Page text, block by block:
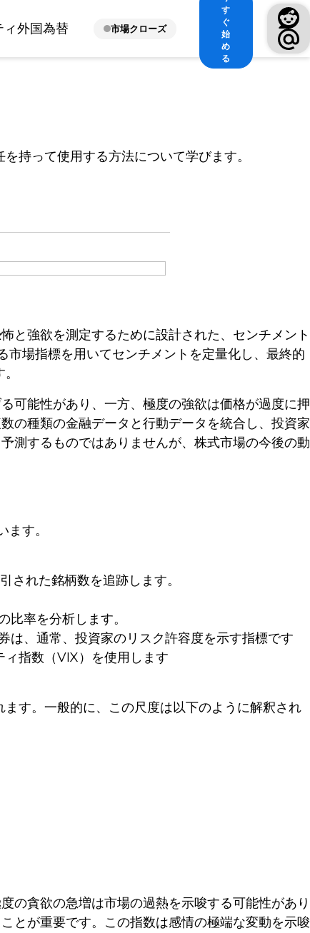
ィ外国為替 市場クローズ
す
ぐ
始
め
る
持って使用する方法について学びます。
と強欲を測定するために設計された、センチメント
場指標を用いてセンチメントを定量化し、最終的
可能性があり、一方、極度の強欲は価格が過度に押
の種類の金融データと行動データを統合し、投資家
測するものではありませんが、株式市場の今後の動
す。
された銘柄数を追跡します。
比率を分析します。
は、通常、投資家のリスク許容度を示す指標です
指数（VIX）を使用します
す。一般的に、この尺度は以下のように解釈され
の貪欲の急増は市場の過熱を示唆する可能性があり
とが重要です。この指数は感情の極端な変動を示唆